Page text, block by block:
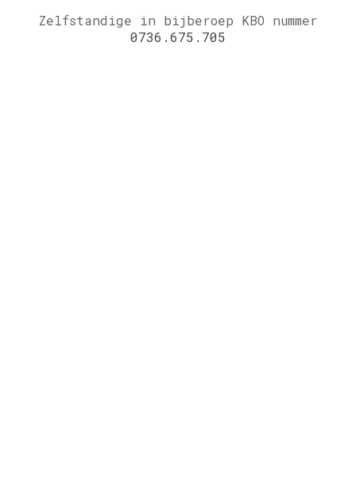
Zelfstandige in bijberoep KBO nummer
0736.675.705